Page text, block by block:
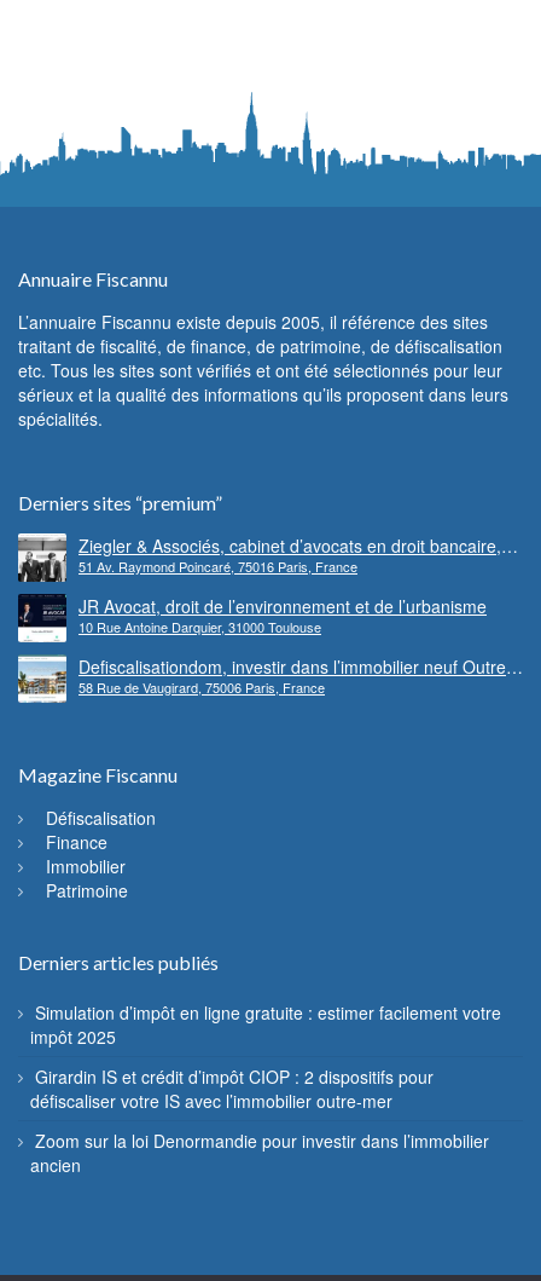
Annuaire Fiscannu
L’annuaire Fiscannu existe depuis 2005, il référence des sites
traitant de fiscalité, de finance, de patrimoine, de défiscalisation
etc. Tous les sites sont vérifiés et ont été sélectionnés pour leur
sérieux et la qualité des informations qu’ils proposent dans leurs
spécialités.
Derniers sites “premium”
Ziegler & Associés, cabinet d’avocats en droit bancaire,
cryptomonnaie et escroqueries financières
51 Av. Raymond Poincaré, 75016 Paris, France
JR Avocat, droit de l’environnement et de l’urbanisme
10 Rue Antoine Darquier, 31000 Toulouse
Defiscalisationdom, investir dans l’immobilier neuf Outre-
mer
58 Rue de Vaugirard, 75006 Paris, France
Magazine Fiscannu
Défiscalisation
Finance
Immobilier
Patrimoine
Derniers articles publiés
Simulation d’impôt en ligne gratuite : estimer facilement votre
impôt 2025
Girardin IS et crédit d’impôt CIOP : 2 dispositifs pour
défiscaliser votre IS avec l’immobilier outre-mer
Zoom sur la loi Denormandie pour investir dans l’immobilier
ancien